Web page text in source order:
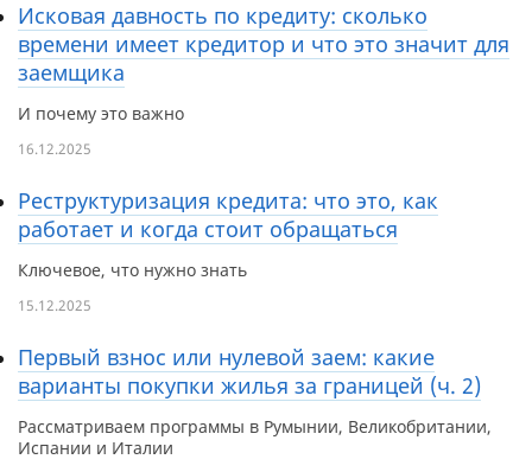
Исковая давность по кредиту: сколько
времени имеет кредитор и что это значит для
заемщика
И почему это важно
16.12.2025
Реструктуризация кредита: что это, как
работает и когда стоит обращаться
Ключевое, что нужно знать
15.12.2025
Первый взнос или нулевой заем: какие
варианты покупки жилья за границей (ч. 2)
Рассматриваем программы в Румынии, Великобритании,
Испании и Италии